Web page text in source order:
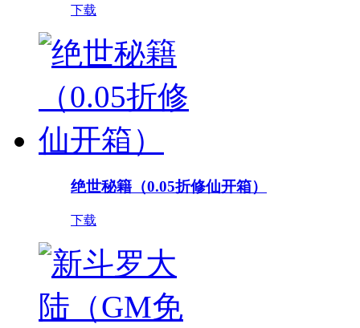
下载
绝世秘籍（0.05折修仙开箱）
下载